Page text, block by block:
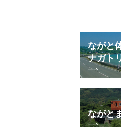
ながと
ナガト
ながと